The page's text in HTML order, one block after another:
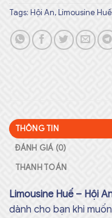
Tags: Hội An, Limousine Huế
THÔNG TIN
ĐÁNH GIÁ (0)
THANH TOÁN
Limousine Huế – Hội
dành cho bạn khi